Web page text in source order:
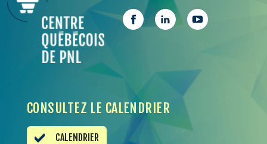
CONSULTEZ LE CALENDRIER
CALENDRIER